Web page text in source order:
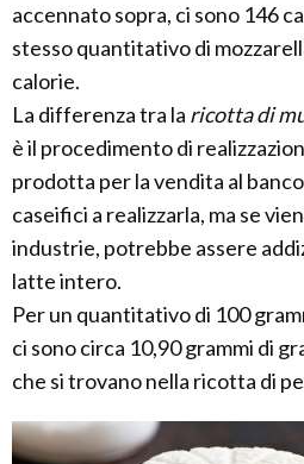
accennato sopra, ci sono 146
stesso quantitativo di
calorie.
La differenza tra la ricotta di
è il procedimento di
prodotta per la vendita al
caseifici a realizzarla, ma se
industrie, potrebbe assere
latte intero.
Per un quantitativo di 100
ci sono circa 10,90 grammi di
che si trovano nella ricotta di